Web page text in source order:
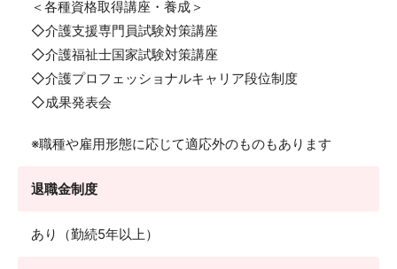
＜各種資格取得講座・養成＞
◇介護支援専門員試験対策講座
◇介護福祉士国家試験対策講座
◇介護プロフェッショナルキャリア段位制度
◇成果発表会
※職種や雇用形態に応じて適応外のものもあります
退職金制度
あり（勤続5年以上）